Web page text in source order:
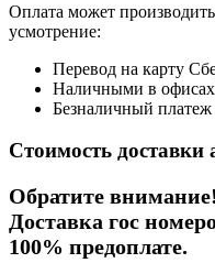
Оплата может
усмотрение:
Перевод на карту
Наличными в
Безналичный
Стоимость доставки
Обратите внимание!
Доставка гос
100% предоплате.